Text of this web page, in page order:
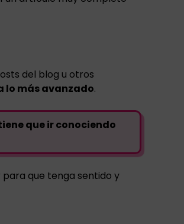
del blog u otros
lo más avanzado.
que ir conociendo
que tenga sentido y